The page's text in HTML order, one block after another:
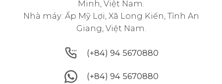
Minh, Việt Nam.
Nhà máy: Ấp Mỹ Lợi, Xã Long Kiến, Tỉnh An
Giang, Việt Nam.
(+84) 94 5670880
(+84) 94 5670880
(+84) 94 5670880